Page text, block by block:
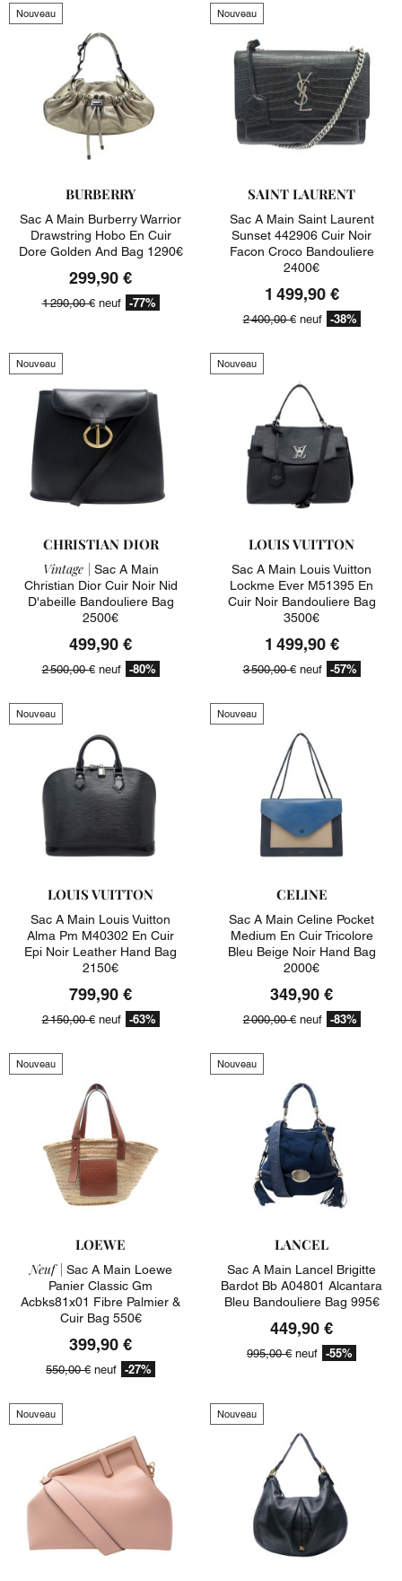
Nouveau
BURBERRY
Sac A Main Burberry Warrior
Drawstring Hobo En Cuir
Dore Golden And Bag 1290€
299,90 €
1 290,00 €neuf -77%
Nouveau
SAINT LAURENT
Sac A Main Saint Laurent
Sunset 442906 Cuir Noir
Facon Croco Bandouliere
2400€
1 499,90 €
2 400,00 €neuf -38%
Nouveau
CHRISTIAN DIOR
Vintage | Sac A Main
Christian Dior Cuir Noir Nid
D'abeille Bandouliere Bag
2500€
499,90 €
2 500,00 €neuf -80%
Nouveau
LOUIS VUITTON
Sac A Main Louis Vuitton
Lockme Ever M51395 En
Cuir Noir Bandouliere Bag
3500€
1 499,90 €
3 500,00 €neuf -57%
Nouveau
LOUIS VUITTON
Sac A Main Louis Vuitton
Alma Pm M40302 En Cuir
Epi Noir Leather Hand Bag
2150€
799,90 €
2 150,00 €neuf -63%
Nouveau
CELINE
Sac A Main Celine Pocket
Medium En Cuir Tricolore
Bleu Beige Noir Hand Bag
2000€
349,90 €
2 000,00 €neuf -83%
Nouveau
LOEWE
Neuf | Sac A Main Loewe
Panier Classic Gm
Acbks81x01 Fibre Palmier &
Cuir Bag 550€
399,90 €
550,00 € neuf -27%
Nouveau
LANCEL
Sac A Main Lancel Brigitte
Bardot Bb A04801 Alcantara
Bleu Bandouliere Bag 995€
449,90 €
995,00 € neuf -55%
Nouveau Nouveau